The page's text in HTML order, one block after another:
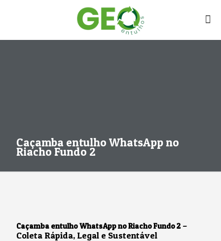
Caçamba entulho WhatsApp no
Riacho Fundo 2
Caçamba entulho WhatsApp no Riacho Fundo 2 –
Coleta Rápida, Legal e Sustentável